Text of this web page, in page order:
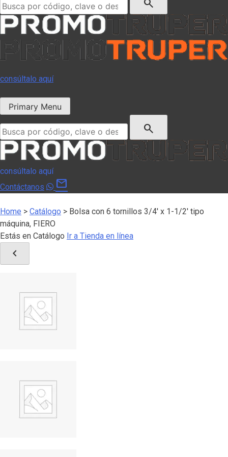
consúltalo aquí
Primary Menu
search
consúltalo aquí
Contáctanos
mail
Home > Catálogo > Bolsa con 6 tornillos 3/4′ x 1-1/2′ tipo
máquina, FIERO
Estás en Catálogo Ir a Tienda en línea
chevron_left